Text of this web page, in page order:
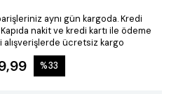
aynı gün kargoda. Kredi
Kapıda nakit ve kredi kartı ile ödeme
ücretsiz kargo
%33